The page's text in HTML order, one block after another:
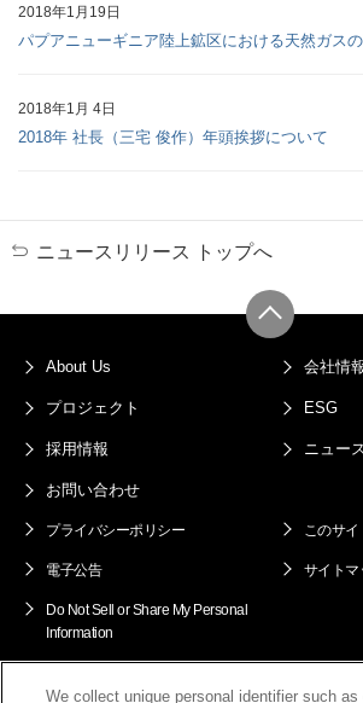
2018年1月19日
パプアニューギニア陸上鉱区における天然ガス
2018年1月 4日
2018年 社長（三宅 俊作）年頭挨拶について
ニュースリリース トップへ
About Us 会社情
プロジェクト ESG
採用情報 ニュー
お問い合わせ
プライバシーポリシー このサ
電子公告 サイトマ
Do Not Sell or Share My Personal
Information
ENEOS Xploraグループ
We collect unique personal identifier such